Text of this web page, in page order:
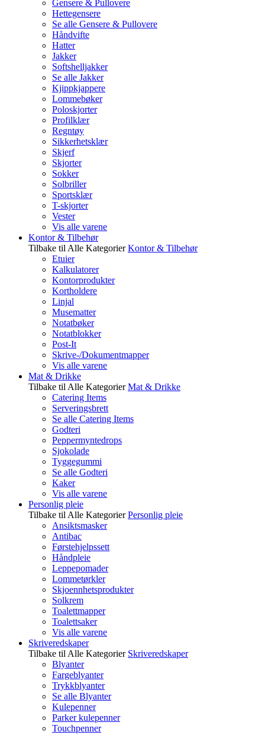
Gensere & Pullovere
Hettegensere
Se alle Gensere & Pullovere
Håndvifte
Hatter
Jakker
Softshelljakker
Se alle Jakker
Kjippkjappere
Lommebøker
Poloskjorter
Profilklær
Regntøy
Sikkerhetsklær
Skjerf
Skjorter
Sokker
Solbriller
Sportsklær
T-skjorter
Vester
Vis alle varene
Kontor & Tilbehør
Tilbake til Alle Kategorier Kontor & Tilbehør
Etuier
Kalkulatorer
Kontorprodukter
Kortholdere
Linjal
Musematter
Notatbøker
Notatblokker
Post-It
Skrive-/Dokumentmapper
Vis alle varene
Mat & Drikke
Tilbake til Alle Kategorier Mat & Drikke
Catering Items
Serveringsbrett
Se alle Catering Items
Godteri
Peppermyntedrops
Sjokolade
Tyggegummi
Se alle Godteri
Kaker
Vis alle varene
Personlig pleie
Tilbake til Alle Kategorier Personlig pleie
Ansiktsmasker
Antibac
Førstehjelpssett
Håndpleie
Leppepomader
Lommetørkler
Skjoennhetsprodukter
Solkrem
Toalettmapper
Toalettsaker
Vis alle varene
Skriveredskaper
Tilbake til Alle Kategorier Skriveredskaper
Blyanter
Fargeblyanter
Trykkblyanter
Se alle Blyanter
Kulepenner
Parker kulepenner
Touchpenner